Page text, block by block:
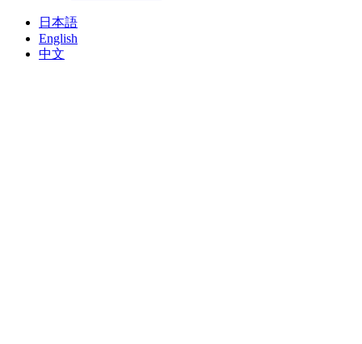
日本語
English
中文